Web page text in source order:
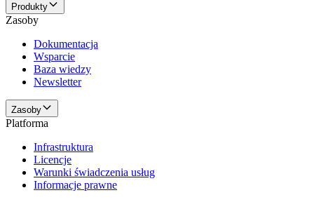
Produkty
Zasoby
Dokumentacja
Wsparcie
Baza wiedzy
Newsletter
Zasoby
Platforma
Infrastruktura
Licencje
Warunki świadczenia usług
Informacje prawne